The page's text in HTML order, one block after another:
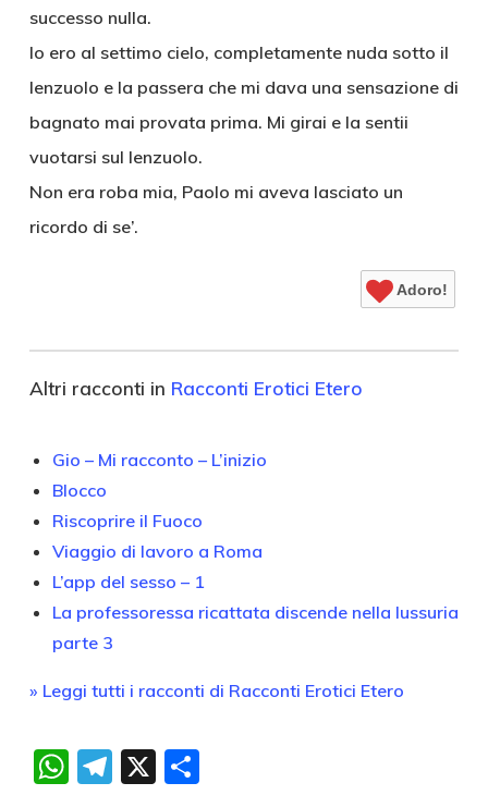
successo nulla.
Io ero al settimo cielo, completamente nuda sotto il
lenzuolo e la passera che mi dava una sensazione di
bagnato mai provata prima. Mi girai e la sentii
vuotarsi sul lenzuolo.
Non era roba mia, Paolo mi aveva lasciato un
ricordo di se’.
Adoro!
Altri racconti in Racconti Erotici Etero
Gio – Mi racconto – L’inizio
Blocco
Riscoprire il Fuoco
Viaggio di lavoro a Roma
L’app del sesso – 1
La professoressa ricattata discende nella lussuria
parte 3
» Leggi tutti i racconti di Racconti Erotici Etero
WhatsApp
Telegram
X Condividi